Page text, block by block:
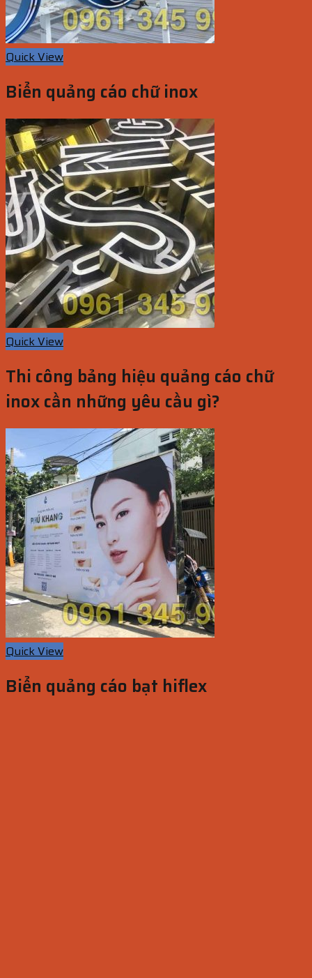
Quick View
Biển quảng cáo chữ inox
Quick View
Thi công bảng hiệu quảng cáo chữ
inox cần những yêu cầu gì?
Quick View
Biển quảng cáo bạt hiflex